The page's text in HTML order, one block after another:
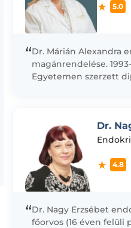
5.0
“Dr. Márián Alexandra
magánrendelése.
Egyetemen szerzett
Dr.
4.8
“Dr. Nagy Erzsébet
főorvos (16 éven felüli